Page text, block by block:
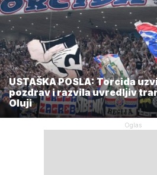
USTAŠKA POSLA: Torcida
pozdrav i razvila uvredljiv
Oluji